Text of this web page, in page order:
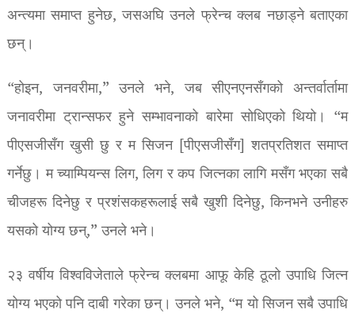
अन्त्यमा समाप्त हुनेछ, जसअघि उनले फ्रेन्च क्लब नछाड्ने बताएका
छन्।
“होइन, जनवरीमा,” उनले भने, जब सीएनएनसँगको अन्तर्वार्तामा
जनावरीमा ट्रान्सफर हुने सम्भावनाको बारेमा सोधिएको थियो। “म
पीएसजीसँग खुसी छु र म सिजन [पीएसजीसँग] शतप्रतिशत समाप्त
गर्नेछु। म च्याम्पियन्स लिग, लिग र कप जित्नका लागि मसँग भएका सबै
चीजहरू दिनेछु र प्रशंसकहरूलाई सबै खुशी दिनेछु, किनभने उनीहरु
यसको योग्य छन्,” उनले भने।
२३ वर्षीय विश्वविजेताले फ्रेन्च क्लबमा आफू केहि ठूलो उपाधि जित्न
योग्य भएको पनि दाबी गरेका छन्। उनले भने, “म यो सिजन सबै उपाधि